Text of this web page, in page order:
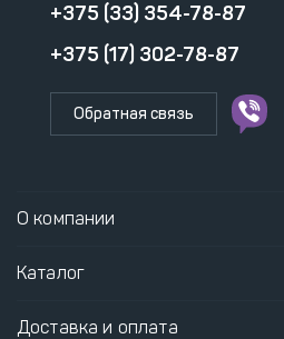
+375 (33) 354-78-87
+375 (17) 302-78-87
Обратная связь
О компании
Каталог
Доставка и оплата